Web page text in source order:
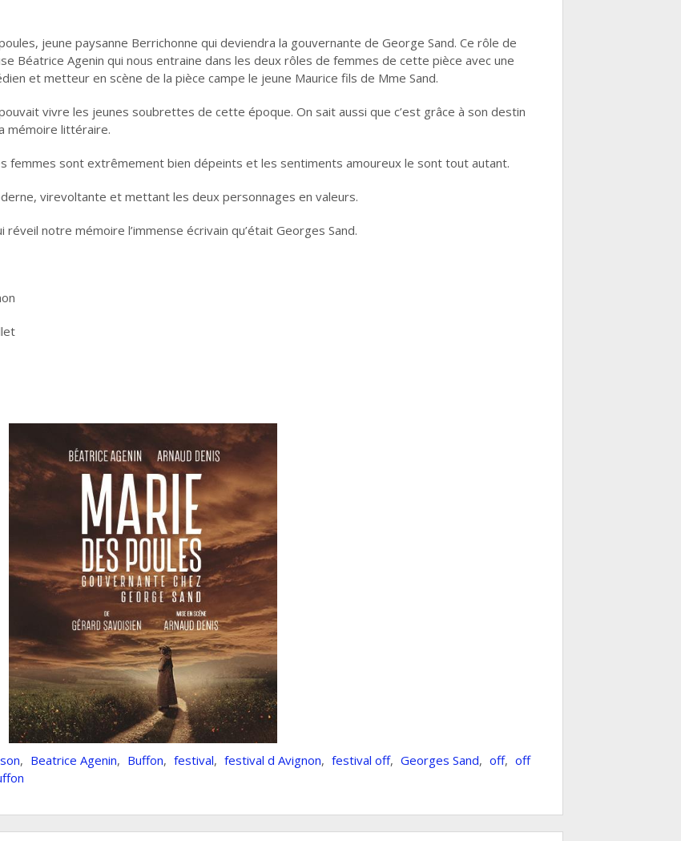
jeune paysanne Berrichonne qui deviendra la gouvernante de George Sand. Ce rôle de
Béatrice Agenin qui nous entraine dans les deux rôles de femmes de cette pièce avec une
et metteur en scène de la pièce campe le jeune Maurice fils de Mme Sand.
vivre les jeunes soubrettes de cette époque. On sait aussi que c’est grâce à son destin
mémoire littéraire.
femmes sont extrêmement bien dépeints et les sentiments amoureux le sont tout autant.
virevoltante et mettant les deux personnages en valeurs.
notre mémoire l’immense écrivain qu’était Georges Sand.
, Beatrice Agenin, Buffon, festival, festival d Avignon, festival off, Georges Sand, off, off